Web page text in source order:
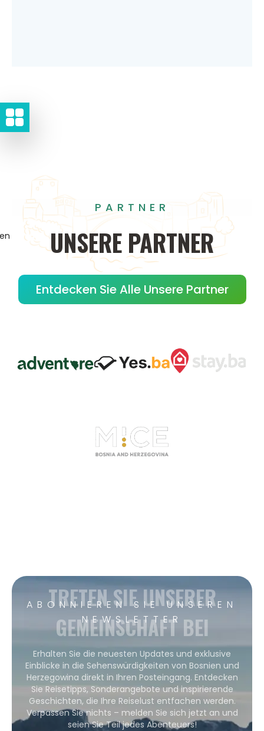
PARTNER
UNSERE PARTNER
Entdecken Sie Alle Unsere Partner
ABONNIEREN SIE UNSEREN
NEWSLETTER
TRETEN SIE UNSERER
GEMEINSCHAFT BEI
Erhalten Sie die neuesten Updates und exklusive
Einblicke in die Sehenswürdigkeiten von Bosnien und
Herzegowina direkt in Ihren Posteingang. Entdecken
Sie Reisetipps, Sonderangebote und inspirierende
Geschichten, die Ihre Reiselust entfachen werden.
Verpassen Sie nichts – melden Sie sich jetzt an und
seien Sie Teil jedes Abenteuers!